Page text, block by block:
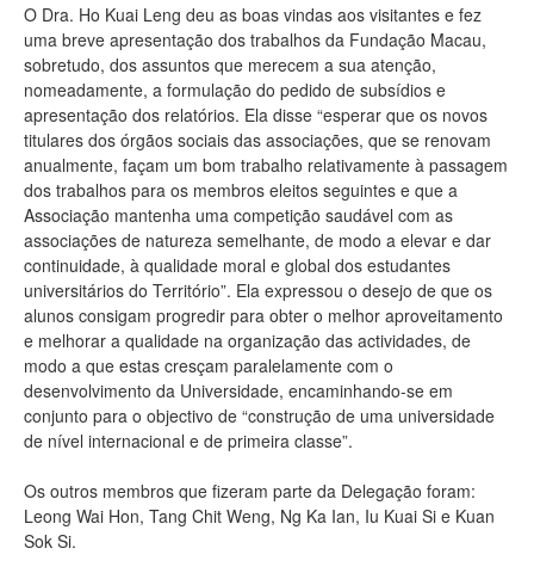
O Dra. Ho Kuai Leng deu as boas vindas aos visitantes e fez
uma breve apresentação dos trabalhos da Fundação Macau,
sobretudo, dos assuntos que merecem a sua atenção,
nomeadamente, a formulação do pedido de subsídios e
apresentação dos relatórios. Ela disse “esperar que os novos
titulares dos órgãos sociais das associações, que se renovam
anualmente, façam um bom trabalho relativamente à passagem
dos trabalhos para os membros eleitos seguintes e que a
Associação mantenha uma competição saudável com as
associações de natureza semelhante, de modo a elevar e dar
continuidade, à qualidade moral e global dos estudantes
universitários do Território”. Ela expressou o desejo de que os
alunos consigam progredir para obter o melhor aproveitamento
e melhorar a qualidade na organização das actividades, de
modo a que estas cresçam paralelamente com o
desenvolvimento da Universidade, encaminhando-se em
conjunto para o objectivo de “construção de uma universidade
de nível internacional e de primeira classe”.
Os outros membros que fizeram parte da Delegação foram:
Leong Wai Hon, Tang Chit Weng, Ng Ka Ian, Iu Kuai Si e Kuan
Sok Si.